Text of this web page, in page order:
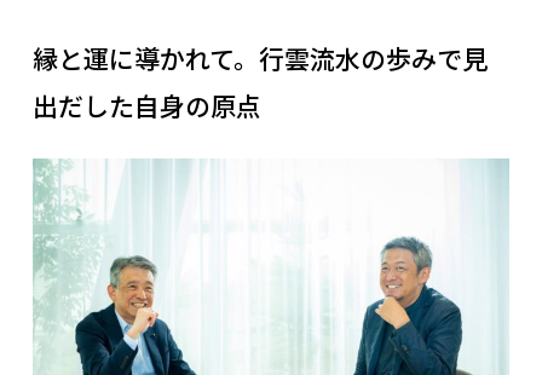
縁と運に導かれて。行雲流水の歩みで見
出だした自身の原点